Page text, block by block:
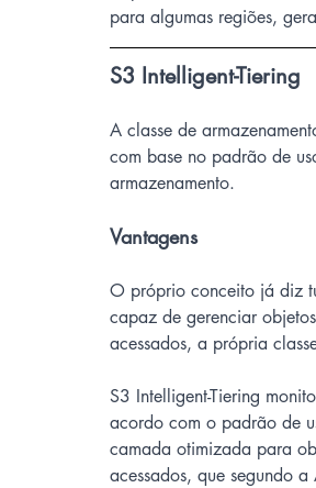
para algumas regiões,
S3 Intelligent-Tiering
A classe de
com base no padrão de
armazenamento.
Vantagens
O próprio conceito já diz
capaz de gerenciar
acessados, a própria
S3 Intelligent-Tiering
acordo com o padrão de
camada otimizada para
acessados, que segundo